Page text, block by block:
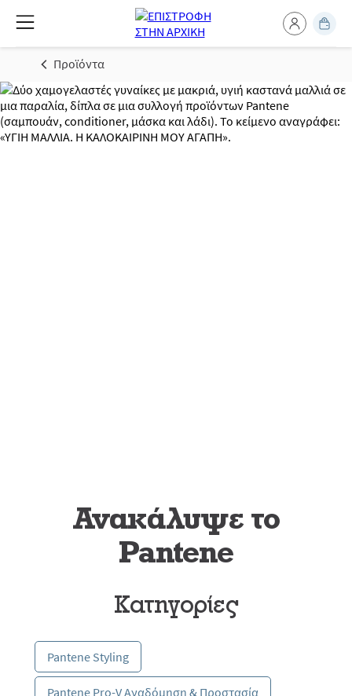
Προϊόντα
Ανακάλυψε το
Pantene
Κατηγορίες
Pantene Styling
Pantene Pro-V Αναδόμηση & Προστασία